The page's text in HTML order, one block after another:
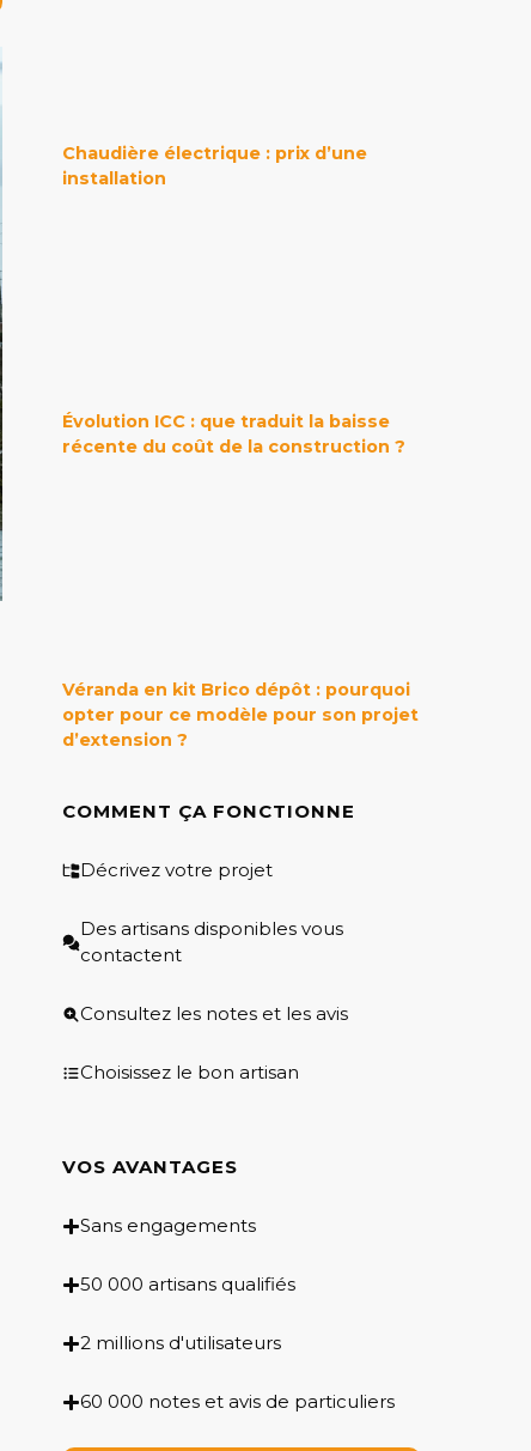
Chaudière électrique : prix d’une
installation
Évolution ICC : que traduit la baisse
récente du coût de la construction ?
Véranda en kit Brico dépôt : pourquoi
opter pour ce modèle pour son projet
d’extension ?
COMMENT ÇA FONCTIONNE
Décrivez votre projet
Des artisans disponibles vous
contactent
Consultez les notes et les avis
Choisissez le bon artisan
VOS AVANTAGES
Sans engagements
50 000 artisans qualifiés
2 millions d'utilisateurs
60 000 notes et avis de particuliers